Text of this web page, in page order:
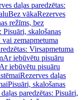
daļas paredzētas:
Bez vākaRezerves
režīms, bez
Pisuāri, skalošanas
zemapmetuma
Virsapmetuma
Ar iebūvētu pisuāru
iebūvētu pisuāru
Rezerves daļas
Pisuāri, skalošanas
paredzētas: Pisuāri,